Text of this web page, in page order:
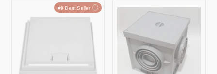
#9 Best Seller ⓘ